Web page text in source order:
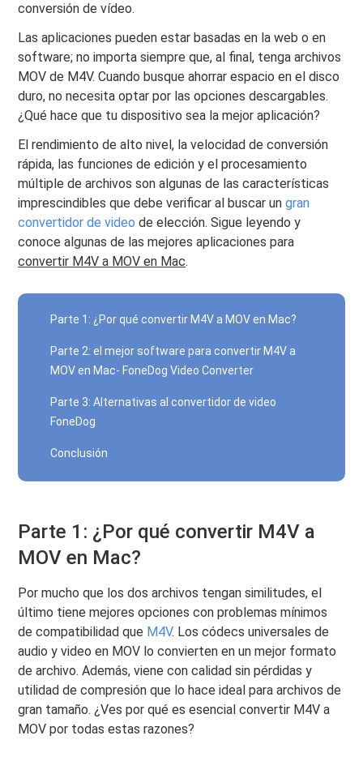
conversión de vídeo.
Las aplicaciones pueden estar basadas en la web o en
software; no importa siempre que, al final, tenga archivos
MOV de M4V. Cuando busque ahorrar espacio en el disco
duro, no necesita optar por las opciones descargables.
¿Qué hace que tu dispositivo sea la mejor aplicación?
El rendimiento de alto nivel, la velocidad de conversión
rápida, las funciones de edición y el procesamiento
múltiple de archivos son algunas de las características
imprescindibles que debe verificar al buscar ungran
convertidor de video de elección. Sigue leyendo y
conoce algunas de las mejores aplicaciones para
convertir M4V a MOV en Mac.
Parte 1: ¿Por qué convertir M4V a MOV en Mac?
Parte 2: el mejor software para convertir M4V a
MOV en Mac- FoneDog Video Converter
Parte 3: Alternativas al convertidor de video
FoneDog
Conclusión
Parte 1: ¿Por qué convertir M4V a
MOV en Mac?
Por mucho que los dos archivos tengan similitudes, el
último tiene mejores opciones con problemas mínimos
de compatibilidad que M4V. Los códecs universales de
audio y video en MOV lo convierten en un mejor formato
de archivo. Además, viene con calidad sin pérdidas y
utilidad de compresión que lo hace ideal para archivos de
gran tamaño. ¿Ves por qué es esencial convertir M4V a
MOV por todas estas razones?